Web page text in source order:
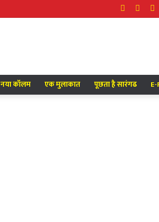
Twitter
Facebook
नया कॉलम एक मुलाकात पूछता है सारंगढ